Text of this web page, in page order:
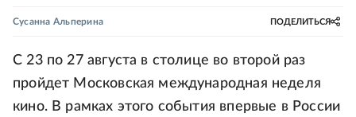
Сусанна Альперина ПОДЕЛИТЬСЯ
С 23 по 27 августа в столице во второй раз
пройдет Московская международная неделя
кино. В рамках этого события впервые в России